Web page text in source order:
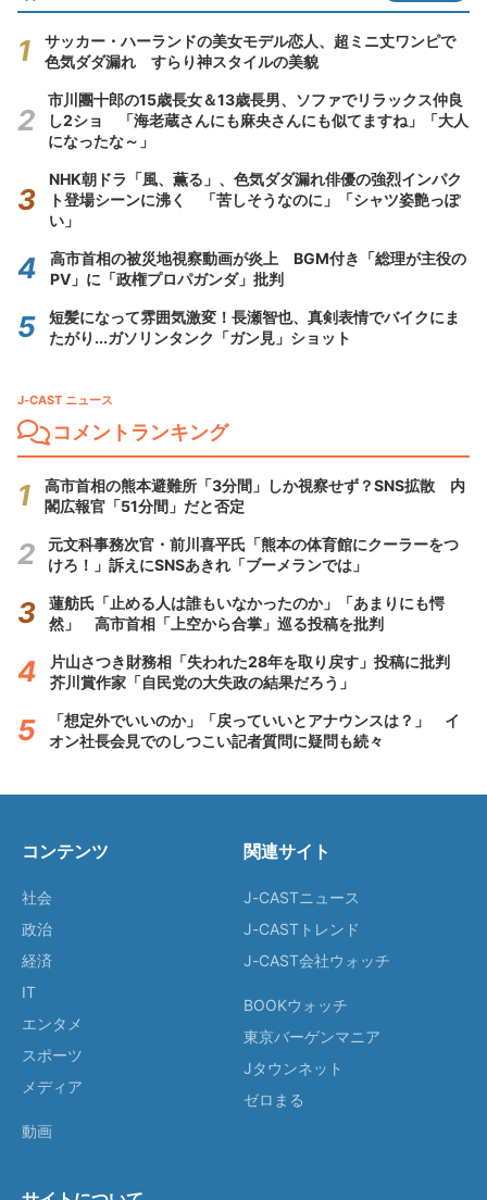
サッカー・ハーランドの美女モデル恋人、超ミニ丈ワンピで
色気ダダ漏れ すらり神スタイルの美貌
市川團十郎の15歳長女＆13歳長男、ソファでリラックス仲良
し2ショ 「海老蔵さんにも麻央さんにも似てますね」「大人
になったな～」
NHK朝ドラ「風、薫る」、色気ダダ漏れ俳優の強烈インパク
ト登場シーンに沸く 「苦しそうなのに」「シャツ姿艶っぽ
い」
高市首相の被災地視察動画が炎上 BGM付き「総理が主役の
PV」に「政権プロパガンダ」批判
短髪になって雰囲気激変！長瀬智也、真剣表情でバイクにま
たがり...ガソリンタンク「ガン見」ショット
J-CAST ニュース
コメントランキング
高市首相の熊本避難所「3分間」しか視察せず？SNS拡散 内
閣広報官「51分間」だと否定
元文科事務次官・前川喜平氏「熊本の体育館にクーラーをつ
けろ！」訴えにSNSあきれ「ブーメランでは」
蓮舫氏「止める人は誰もいなかったのか」「あまりにも愕
然」 高市首相「上空から合掌」巡る投稿を批判
片山さつき財務相「失われた28年を取り戻す」投稿に批判
芥川賞作家「自民党の大失政の結果だろう」
「想定外でいいのか」「戻っていいとアナウンスは？」 イ
オン社長会見でのしつこい記者質問に疑問も続々
コンテンツ
社会
政治
経済
IT
エンタメ
スポーツ
メディア
動画
関連サイト
J-CASTニュース
J-CASTトレンド
J-CAST会社ウォッチ
BOOKウォッチ
東京バーゲンマニア
Jタウンネット
ゼロまる